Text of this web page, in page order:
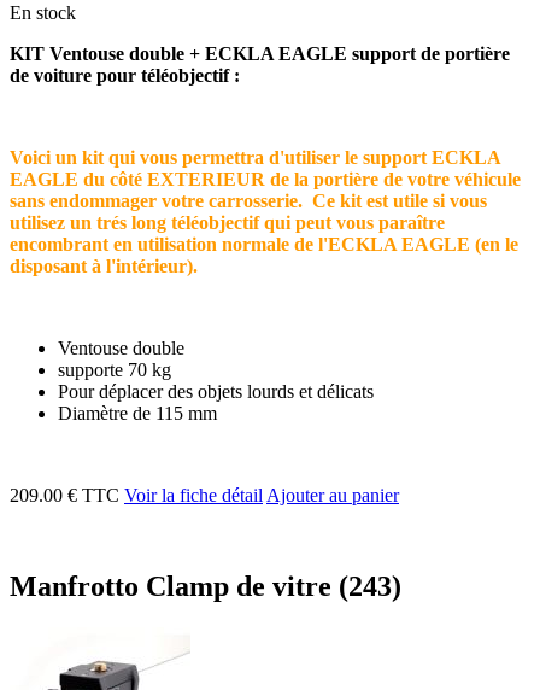
En stock
KIT Ventouse double + ECKLA EAGLE support de portière
de voiture pour téléobjectif :
Voici un kit qui vous permettra d'utiliser le support ECKLA
EAGLE du côté EXTERIEUR de la portière de votre véhicule
sans endommager votre carrosserie. Ce kit est utile si vous
utilisez un trés long téléobjectif qui peut vous paraître
encombrant en utilisation normale de l'ECKLA EAGLE (en le
disposant à l'intérieur).
Ventouse double
supporte 70 kg
Pour déplacer des objets lourds et délicats
Diamètre de 115 mm
209.00 € TTC Voir la fiche détail Ajouter au panier
Manfrotto Clamp de vitre (243)